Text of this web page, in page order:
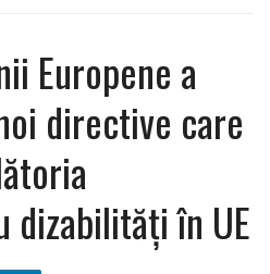
Europene a
directive care
dizabilități în UE